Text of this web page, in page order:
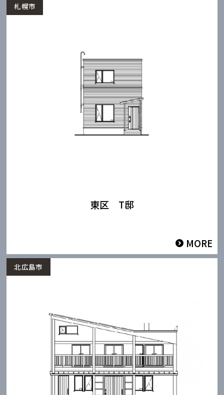
札幌市
東区 T邸
MORE
北広島市